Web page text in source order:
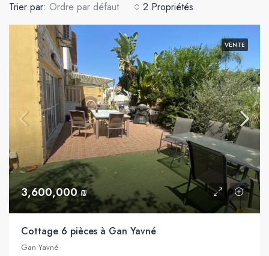
2 Propriétés
Trier par: Ordre par défaut
VENTE
3,600,000 ₪
Cottage 6 pièces à Gan Yavné
Gan Yavné